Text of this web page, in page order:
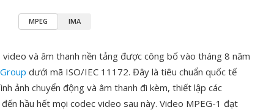
MPEG IMA
video và âm thanh nền tảng được công bố vào tháng 8 năm
dưới mã ISO/IEC 11172. Đây là tiêu chuẩn quốc tế
ảnh chuyển động và âm thanh đi kèm, thiết lập các
hầu hết mọi codec video sau này. Video MPEG-1 đạt